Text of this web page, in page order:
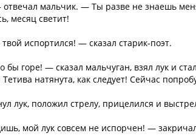
мальчик. — Ты разве не знаешь
месяц светит!
испортился! — сказал старик-поэт.
бы горе! — сказал мальчуган, взял лук и
Тетива натянута, как следует! Сейчас
лук, положил стрелу, прицелился и
мой лук совсем не испорчен! —